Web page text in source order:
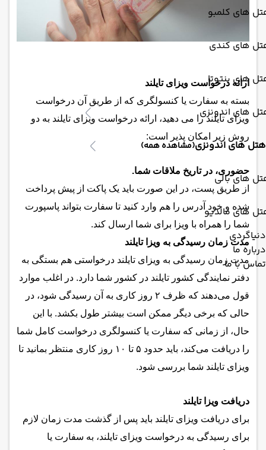
های کلمبو
های کندی
های بنتوتا
های اندونزی
هتل های اندونزی(مشاهده همه)
های بالی
های مالدیو
دنیاگردی
درباره ما
تماس با ما
ارائه درخواست ویزای تایلند
بسته به سفارت یا کنسولگری که از طریق آن درخواست
ویزای تایلند را می دهید، ارائه درخواست ویزای تایلند به دو
روش زیر امکان پذیر است:
حضوری، در تاریخ ملاقات شما.
از طریق پست، در این صورت باید یک پاکت از پیش پرداخت
شده و خود آدرس را هم وارد کنید تا سفارت بتواند پاسپورت
شما را همراه با ویزا برای شما ارسال کند.
مدت زمان رسیدگی به ویزا تایلند
مدت زمان رسیدگی به ویزای تایلند درخواستی هم بستگی به
دفتر نمایندگی کشور تایلند در کشور شما دارد. در اغلب موارد
قول می‌دهند که ظرف ۲ روز کاری به آن رسیدگی شود، در
حالی که برخی دیگر ممکن است بیشتر طول بکشد. با این
حال، از زمانی که سفارت یا کنسولگری درخواست کامل شما
را دریافت می‌کند، باید حدود ۵ تا ۱۰ روز کاری منتظر بمانید تا
ویزای تایلند شما بررسی شود.
دریافت ویزا تایلند
برای دریافت ویزای تایلند باید پس از گذشت مدت زمان لازم
برای رسیدگی به درخواست ویزای تایلند، به سفارت یا